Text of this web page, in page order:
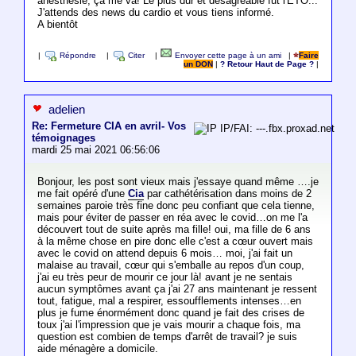
J'attends des news du cardio et vous tiens informé.
A bientôt
Répondre Citer Envoyer cette page à un ami |
Faire
un DON
|? Retour Haut de Page ?
adelien
Re: Fermeture CIA en avril- Vos
témoignages
mardi 25 mai 2021 06:56:06
IP/FAI: ---.fbx.proxad.net
Bonjour, les post sont vieux mais j'essaye quand même ….je
me fait opéré d'une Ciapar cathétérisation dans moins de 2
semaines paroie très fine donc peu confiant que cela tienne,
mais pour éviter de passer en réa avec le covid…on me l'a
découvert tout de suite après ma fille! oui, ma fille de 6 ans
à la même chose en pire donc elle c'est a cœur ouvert mais
avec le covid on attend depuis 6 mois… moi, j'ai fait un
malaise au travail, cœur qui s'emballe au repos d'un coup,
j'ai eu très peur de mourir ce jour là! avant je ne sentais
aucun symptômes avant ça j'ai 27 ans maintenant je ressent
tout, fatigue, mal a respirer, essoufflements intenses…en
plus je fume énormément donc quand je fait des crises de
toux j'ai l'impression que je vais mourir a chaque fois, ma
question est combien de temps d'arrêt de travail? je suis
aide ménagère a domicile.